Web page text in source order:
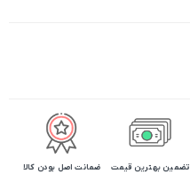
تضمین بهترین قیمت ضمانت اصل بودن کالا